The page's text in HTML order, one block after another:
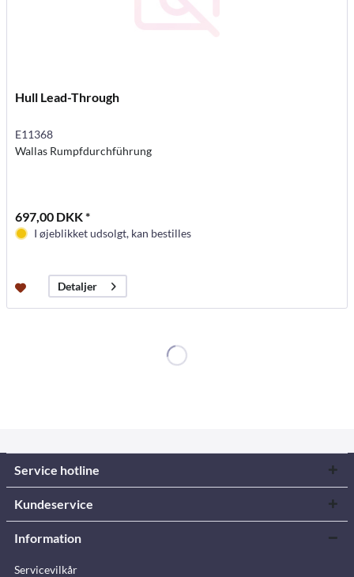
Hull Lead-Through
E11368
Wallas Rumpfdurchführung
697,00 DKK *
I øjeblikket udsolgt, kan bestilles
Detaljer
Service hotline
Kundeservice
Information
Servicevilkår